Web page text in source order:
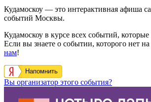
Кудамоскоу — это интерактивная афиша
событий Москвы.
Кудамоскоу в курсе всех событий,
Если вы знаете о событии, которого нет на
нам!
Напомнить
Вы организатор этого события?